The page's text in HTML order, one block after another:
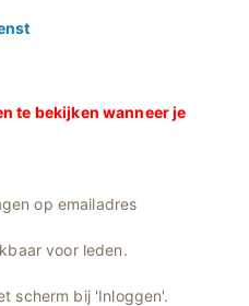
te bekijken wanneer je
op emailadres
voor leden.
scherm bij 'Inloggen'.